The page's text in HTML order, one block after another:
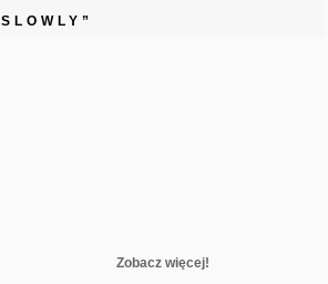
SLOWLY”
Zobacz więcej!